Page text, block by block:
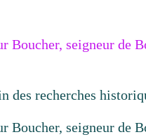
Boucher, seigneur de
des recherches
Boucher, seigneur de